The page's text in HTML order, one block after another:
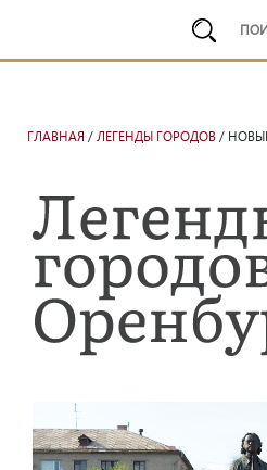
ГЛАВНАЯ / ЛЕГЕНДЫ ГОРОДОВ /